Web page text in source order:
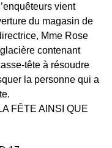
vient
du magasin de
Mme Rose
contenant
tête à résoudre
la personne qui a
FÊTE AINSI QUE